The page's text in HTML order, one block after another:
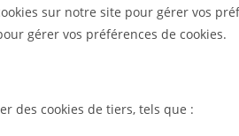
sur notre site pour gérer vos
gérer vos préférences de cookies.
des cookies de tiers, tels que :